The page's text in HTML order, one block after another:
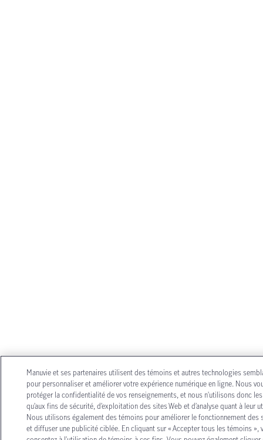
Manuvie et ses partenaires utilisent des témoins et autres technologies
pour personnaliser et améliorer votre expérience numérique en ligne. Nous
protéger la confidentialité de vos renseignements, et nous n’utilisons donc
qu’aux fins de sécurité, d’exploitation des sites Web et d’analyse quant à leur
Nous utilisons également des témoins pour améliorer le fonctionnement des
et diffuser une publicité ciblée. En cliquant sur « Accepter tous les témoins »,